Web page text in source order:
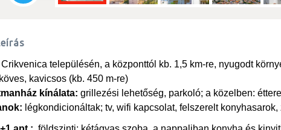
Crikvenica településén, a központtól kb. 1,5 km-re, nyugodt
köves, kavicsos (kb. 450 m-re)
kínálata: grillezési lehetőség, parkoló; a közelben:
légkondicionáltak; tv, wifi kapcsolat, felszerelt